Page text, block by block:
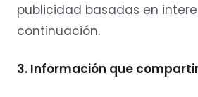
publicidad basadas en
continuación.
3. Información que